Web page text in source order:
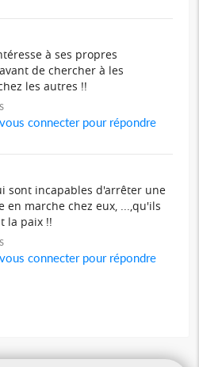
à ses propres
de chercher à les
les autres !!
connecter pour répondre
sont incapables d'arrêter une
en marche chez eux, ...,qu'ils
la paix !!
connecter pour répondre